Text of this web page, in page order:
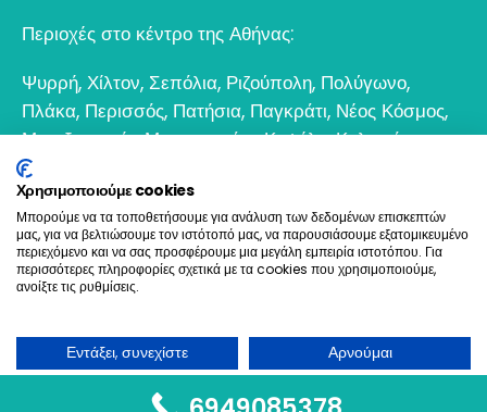
Περιοχές στο κέντρο της Αθήνας:
Ψυρρή, Χίλτον, Σεπόλια, Ριζούπολη, Πολύγωνο,
Πλάκα, Περισσός, Πατήσια, Παγκράτι, Νέος Κόσμος,
Μεταξουργείο,Μοναστηράκι,Κυψέλη,Κολωνός,
Κολωνάκι
Βοτανικός
6932 698693
Create & Hosting by Goldensites
Χρησιμοποιούμε cookies
Μπορούμε να τα τοποθετήσουμε για ανάλυση των δεδομένων επισκεπτών
μας, για να βελτιώσουμε τον ιστότοπό μας, να παρουσιάσουμε εξατομικευμένο
περιεχόμενο και να σας προσφέρουμε μια μεγάλη εμπειρία ιστοτόπου. Για
περισσότερες πληροφορίες σχετικά με τα cookies που χρησιμοποιούμε,
ανοίξτε τις ρυθμίσεις.
Εντάξει, συνεχίστε
Αρνούμαι
Όχι, να προσαρμοστεί